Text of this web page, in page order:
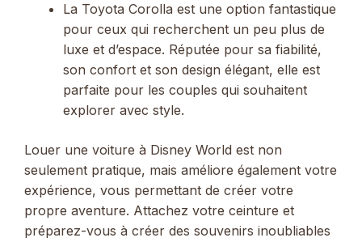
La Toyota Corolla est une option fantastique
pour ceux qui recherchent un peu plus de
luxe et d’espace. Réputée pour sa fiabilité,
son confort et son design élégant, elle est
parfaite pour les couples qui souhaitent
explorer avec style.
Louer une voiture à Disney World est non
seulement pratique, mais améliore également votre
expérience, vous permettant de créer votre
propre aventure. Attachez votre ceinture et
préparez-vous à créer des souvenirs inoubliables